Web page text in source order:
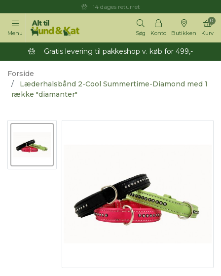
14 dages returret
Menu Søg Konto Butikken Kurv
0
Gratis levering til pakkeshop v. køb for 499,-
Forside
Læderhalsbånd 2-Cool Summertime-Diamond med 1
række "diamanter"